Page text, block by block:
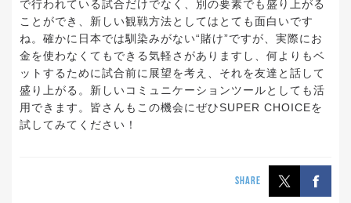
で行われている試合だけでなく、別の要素でも盛り上がる
ことができ、新しい観戦方法としてはとても面白いです
ね。確かに日本では馴染みがない“賭け”ですが、実際にお
金を使わなくてもできる気軽さがありますし、何よりもベ
ットするために試合前に展望を考え、それを友達と話して
盛り上がる。新しいコミュニケーションツールとしても活
用できます。皆さんもこの機会にぜひSUPER CHOICEを
試してみてください！
SHARE